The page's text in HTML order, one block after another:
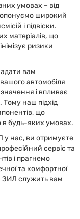
умовах – від
широкий
і підвіски.
матеріалів, що
ризики
вам
автомобіля
і впливає
Тому наш підхід
що
в будь-яких умовах.
у нас, ви отримуєте
сервіс та
і прагнемо
та комфортної
ЗИЛ служить вам